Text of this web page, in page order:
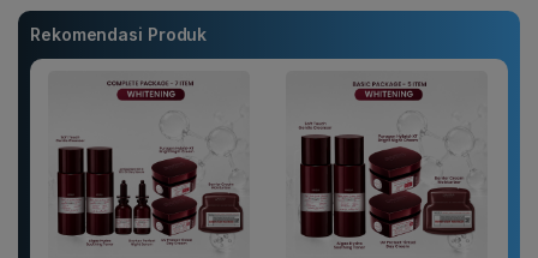
Rekomendasi Produk